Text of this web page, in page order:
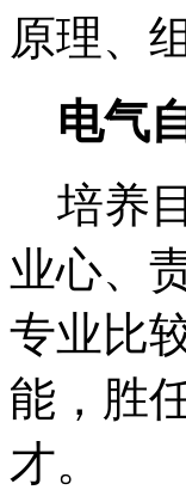
原理、
电气
培养
业心、
专业比
能，胜
才。